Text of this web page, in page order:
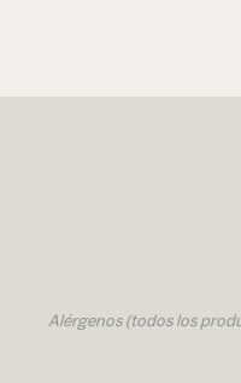
Alérgenos (todos los